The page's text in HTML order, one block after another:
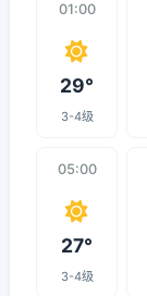
01:00
29°
3-4级
05:00
27°
3-4级